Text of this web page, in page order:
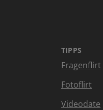
TIPPS
Fragenflirt
Fotoflirt
Videodate